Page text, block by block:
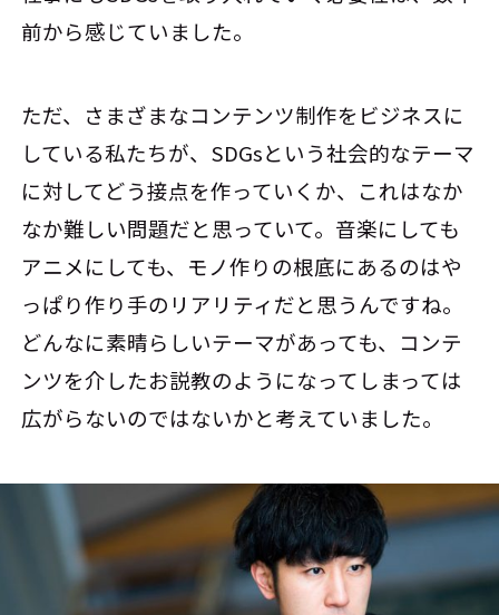
前から感じていました。
ただ、さまざまなコンテンツ制作をビジネスに
している私たちが、SDGsという社会的なテーマ
に対してどう接点を作っていくか、これはなか
なか難しい問題だと思っていて。音楽にしても
アニメにしても、モノ作りの根底にあるのはや
っぱり作り手のリアリティだと思うんですね。
どんなに素晴らしいテーマがあっても、コンテ
ンツを介したお説教のようになってしまっては
広がらないのではないかと考えていました。